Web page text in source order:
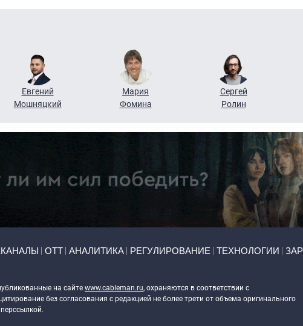
Евгений
Мошняцкий
Мария
Фомина
Сергей
Ролин
ОТТ АНАЛИТИКА РЕГУЛИРОВАНИЕ ТЕХНОЛОГИИ
на сайте www.cableman.ru, охраняются в соответствии с
без согласования с редакцией не более трети от объема оригинального